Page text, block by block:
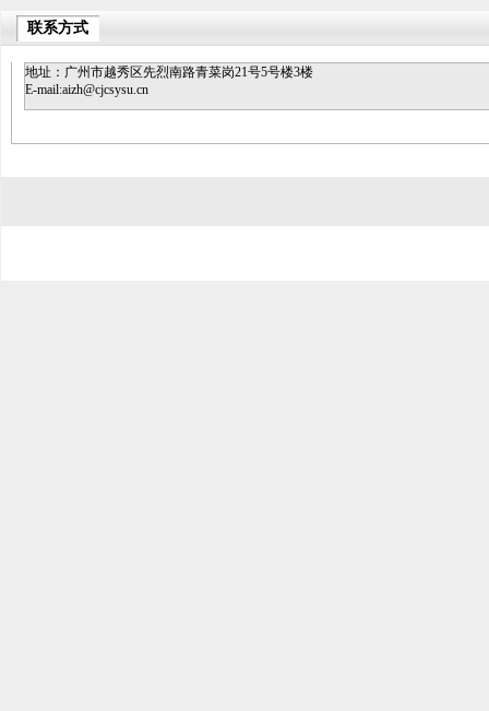
联系方式
地址：广州市越秀区先烈南路青菜岗21号5号楼3楼
E-mail:aizh@cjcsysu.cn